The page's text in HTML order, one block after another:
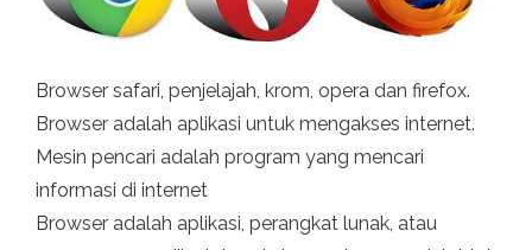
Browser safari, penjelajah, krom, opera dan firefox.
Browser adalah aplikasi untuk mengakses internet.
Mesin pencari adalah program yang mencari
informasi di internet
Browser adalah aplikasi, perangkat lunak, atau